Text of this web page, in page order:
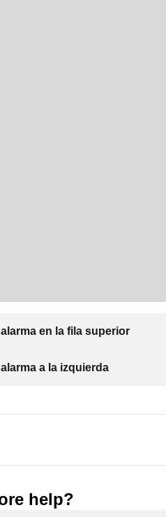
en la fila superior
a la izquierda
help?